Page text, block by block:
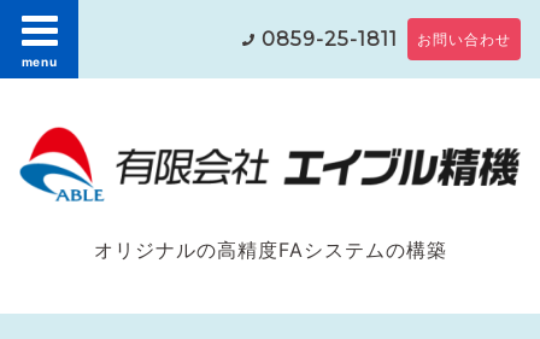
menu
0859-25-1811 お問い合わせ
オリジナルの高精度FAシステムの構築